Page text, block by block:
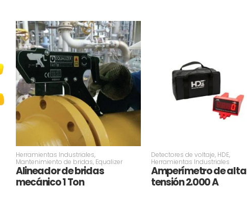
Herramientas Industriales,
Mantenimiento de bridas, Equalizer
Alineador de bridas
mecánico 1 Ton
Detectores de voltaje, HDE,
Herramientas Industriales
Amperímetro de alta
tensión 2.000 A